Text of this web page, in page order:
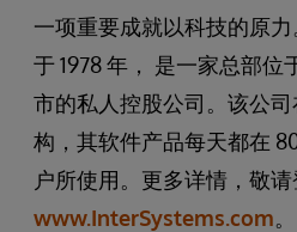
一项重要成就以科技的原
于 1978 年， 是一家总部位
市的私人控股公司。该公
构，其软件产品每天都在
户所使用。更多详情，敬请
www.InterSystems.com。